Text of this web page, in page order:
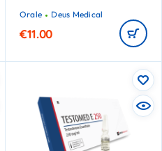
Orale Deus Medical
€11.00